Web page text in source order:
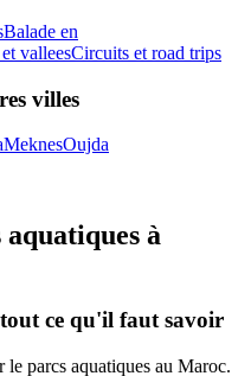
Balade en
valleesCircuits et road trips
villes
MeknesOujda
aquatiques à
ce qu'il faut savoir
parcs aquatiques au Maroc.